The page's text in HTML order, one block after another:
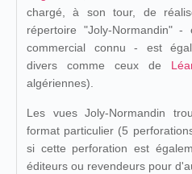
chargé, à son tour, de
répertoire "Joly-Normandin"
commercial connu - est
divers comme ceux de
algériennes).
Les vues Joly-Normandin
format particulier (5
si cette perforation est
éditeurs ou revendeurs pour